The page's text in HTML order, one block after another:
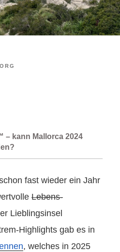
– kann Mallorca 2024
fast wieder ein Jahr
Lebens-
Lieblingsinsel
Highlights gab es in
, welches in 2025